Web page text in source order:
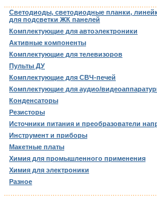
Светодиоды, светодиодные планки,
для подсветки ЖК панелей
Комплектующие для автоэлектроники
Активные компоненты
Комплектующие для телевизоров
Пульты ДУ
Комплектующие для СВЧ-печей
Комплектующие для аудио/
Конденсаторы
Резисторы
Источники питания и преобразователи
Инструмент и приборы
Макетные платы
Химия для промышленного применения
Химия для электроники
Разное